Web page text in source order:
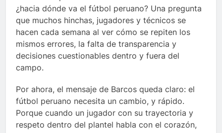
¿hacia dónde va el fútbol peruano? Una pregunta
que muchos hinchas, jugadores y técnicos se
hacen cada semana al ver cómo se repiten los
mismos errores, la falta de transparencia y
decisiones cuestionables dentro y fuera del
campo.
Por ahora, el mensaje de Barcos queda claro: el
fútbol peruano necesita un cambio, y rápido.
Porque cuando un jugador con su trayectoria y
respeto dentro del plantel habla con el corazón,